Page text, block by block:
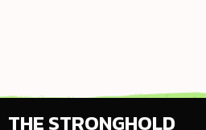
THE STRONGHOLD